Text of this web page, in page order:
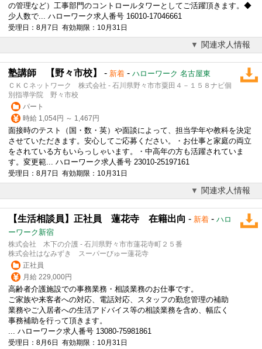
の管理など）工事部門のコントロールタワーとしてご活躍頂きます。◆
少人数で... ハローワーク求人番号 16010-17046661
受理日：8月7日 有効期限：10月31日
関連求人情報
塾講師 【野々市校】 - 新着 - ハローワーク 名古屋東
ＣＫＣネットワーク 株式会社 - 石川県野々市市粟田４－１５８ナビ個
別指導学院 野々市校
パート
時給 1,054円 ～ 1,467円
面接時のテスト（国・数・英）や面談によって、担当学年や教科を決定
させていただきます。安心してご応募ください。・お仕事と家庭の両立
をされている方もいらっしゃいます。・中高年の方も活躍されていま
す。変更範... ハローワーク求人番号 23010-25197161
受理日：8月7日 有効期限：10月31日
関連求人情報
【生活相談員】正社員 蓮花寺 在籍出向 - 新着 - ハロ
ーワーク新宿
株式会社 木下の介護 - 石川県野々市市蓮花寺町２５番
株式会社はなみずき スーパーびゅー蓮花寺
正社員
月給 229,000円
高齢者介護施設での事務業務・相談業務のお仕事です。
ご家族や来客者への対応、電話対応、スタッフの勤怠管理の補助
業務やご入居者への生活アドバイス等の相談業務を含め、幅広く
事務補助を行って頂きます。
... ハローワーク求人番号 13080-75981861
受理日：8月6日 有効期限：10月31日